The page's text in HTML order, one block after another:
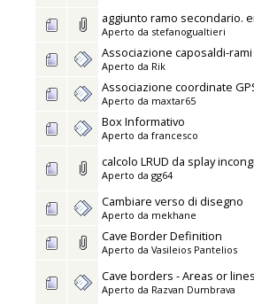
aggiunto ramo secondario.
Aperto da stefanogualtieri
Associazione caposaldi-rami
Aperto da Rik
Associazione coordinate
Aperto da maxtar65
Box Informativo
Aperto da francesco
calcolo LRUD da splay
Aperto da gg64
Cambiare verso di disegno
Aperto da mekhane
Cave Border Definition
Aperto da Vasileios Pantelios
Cave borders - Areas or
Aperto da Razvan Dumbrava